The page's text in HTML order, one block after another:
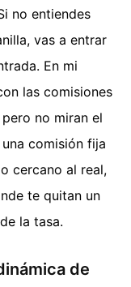
no entiendes
vas a entrar
En mi
las comisiones
no miran el
comisión fija
cercano al real,
te quitan un
la tasa.
de